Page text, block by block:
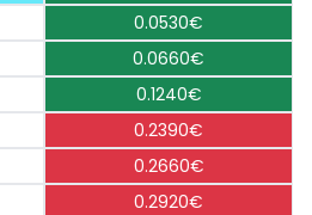
0.0530€
0.0660€
0.1240€
0.2390€
0.2660€
0.2920€